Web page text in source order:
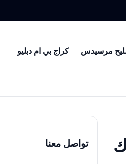
مرسيدس كراج بي ام دبليو
تواصل معنا